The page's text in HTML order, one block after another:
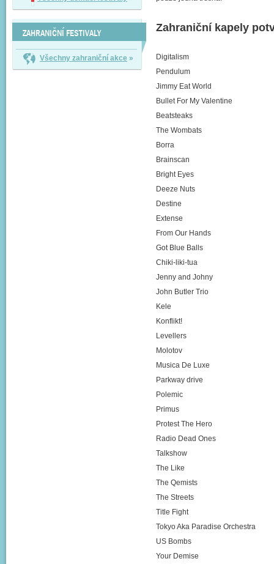
ZAHRANIČNÍ FESTIVALY
Všechny zahraniční akce »
Zahraniční kapely
Digitalism
Pendulum
Jimmy Eat World
Bullet For My Valentine
Beatsteaks
The Wombats
Borra
Brainscan
Bright Eyes
Deeze Nuts
Destine
Extense
From Our Hands
Got Blue Balls
Chiki-liki-tua
Jenny and Johny
John Butler Trio
Kele
Konflikt!
Levellers
Molotov
Musica De Luxe
Parkway drive
Polemic
Primus
Protest The Hero
Radio Dead Ones
Talkshow
The Like
The Qemists
The Streets
Title Fight
Tokyo Aka Paradise Orchestra
US Bombs
Your Demise